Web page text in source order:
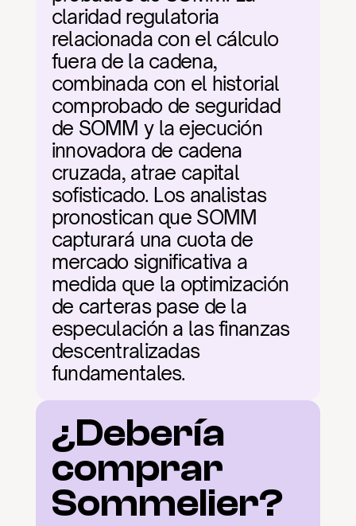
claridad regulatoria
relacionada con el cálculo
fuera de la cadena,
combinada con el historial
comprobado de seguridad
de SOMM y la ejecución
innovadora de cadena
cruzada, atrae capital
sofisticado. Los analistas
pronostican que SOMM
capturará una cuota de
mercado significativa a
medida que la optimización
de carteras pase de la
especulación a las finanzas
descentralizadas
fundamentales.
¿Debería
comprar
Sommelier?